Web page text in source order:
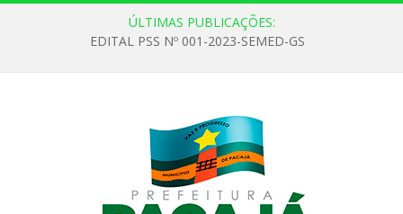
ÚLTIMAS PUBLICAÇÕES:
EDITAL PSS Nº 001-2023-SEMED-GS